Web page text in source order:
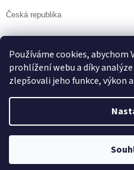
Používáme cookies,
prohlížení webu a díky
zlepšovali jeho funkce, výkon
Česká republika
POLYMER